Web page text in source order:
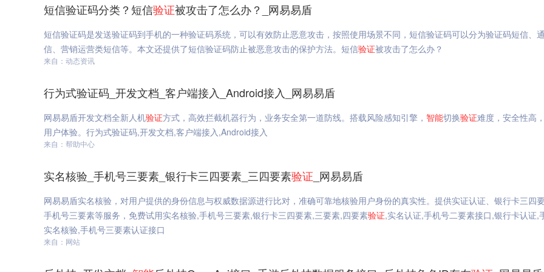
短信验证码分类？短信验证被攻击了怎么办？_网易易盾
短信验证码是发送验证码到手机的一种验证码系统，可以有效防止恶意攻击，按照使用场景不同，短信验证码可以分为验证码短信、
信、营销运营类短信等。本文还提供了短信验证码防止被恶意攻击的保护方法。短信验证被攻击了怎么办？
来自：动态资讯
行为式验证码_开发文档_客户端接入_Android接入_网易易盾
网易易盾开发文档全新人机验证方式，高效拦截机器行为，业务安全第一道防线。搭载风险感知引擎， 智能切换验证难度，安全性高
用户体验。行为式验证码,开发文档,客户端接入,Android接入
来自：帮助中心
实名核验_手机号三要素_银行卡三四要素_三四要素验证 _网易易盾
网易易盾实名核验，对用户提供的身份信息与权威数据源进行比对，准确可靠地核验用户身份的真实性。提供实证认证、银行卡三四要
手机号三要素等服务，免费试用实名核验,手机号三要素,银行卡三四要素,三要素,四要素验证,实名认证,手机号二要素接口,银行卡认证,
实名核验,手机号三要素认证接口
来自：网站